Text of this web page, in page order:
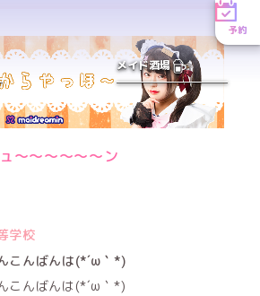
予約
メイド酒場
〜〜〜〜〜〜ン
学校
こんばんは(*´ω｀*)
こんばんは(*´ω｀*)